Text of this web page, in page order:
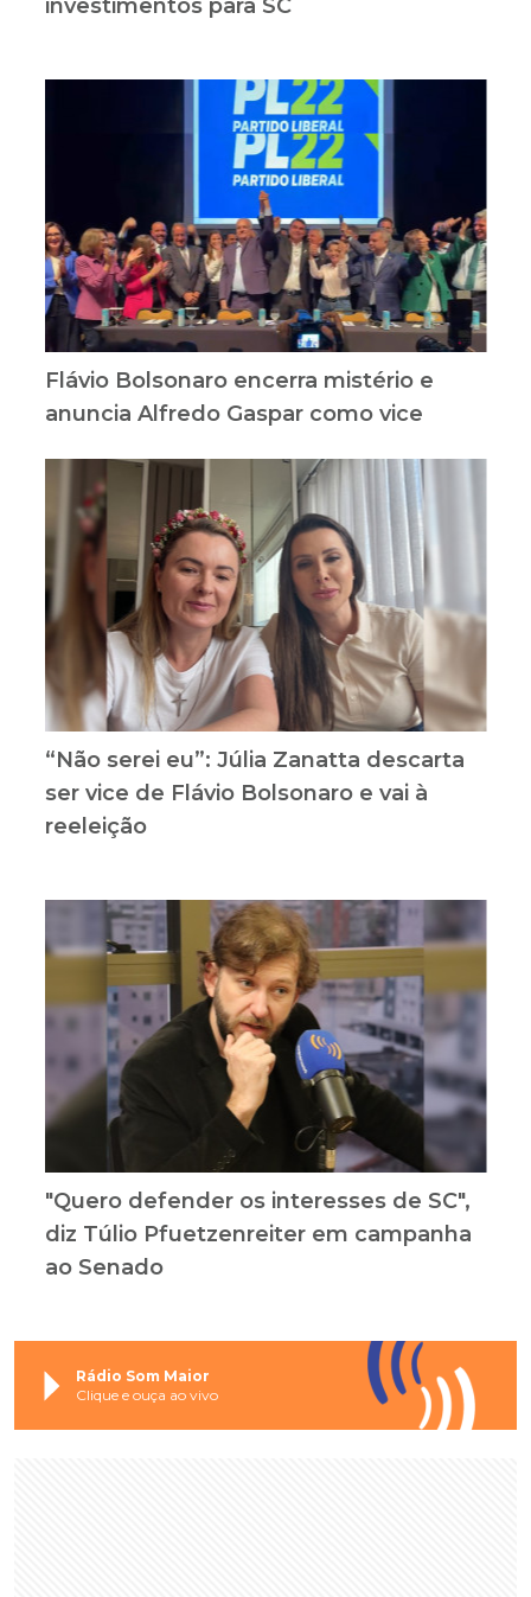
investimentos para SC
Flávio Bolsonaro encerra mistério e
anuncia Alfredo Gaspar como vice
“Não serei eu”: Júlia Zanatta descarta
ser vice de Flávio Bolsonaro e vai à
reeleição
"Quero defender os interesses de SC",
diz Túlio Pfuetzenreiter em campanha
ao Senado
Rádio Som Maior
Clique e ouça ao vivo